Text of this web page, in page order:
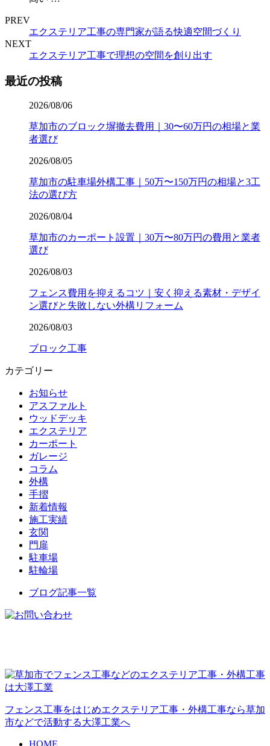
PREV
エクステリア工事の専門家が語る快適空間づくり
NEXT
エクステリア工事で理想の空間を創り出す
最近の投稿
2026/08/06
草加市のブロック塀撤去費用｜30〜60万円の相場と業
者選び
2026/08/05
草加市の駐車場外構工事｜50万〜150万円の相場と3工
法の選び方
2026/08/04
草加市のカーポート設置｜30万〜80万円の費用と業者
選び
2026/08/03
フェンス費用を抑えるコツ｜安く抑える素材・デザイ
ン選びと失敗しない外構リフォーム
2026/08/03
ブロック工事
カテゴリー
お知らせ
アスファルト
ウッドデッキ
エクステリア
カーポート
ガレージ
コラム
外構
手摺
新着情報
施工実績
玄関
門扉
駐車場
駐輪場
ブログ記事一覧
フェンス工事をはじめエクステリア工事・外構工事なら草加
市などで活動する大澤工業へ